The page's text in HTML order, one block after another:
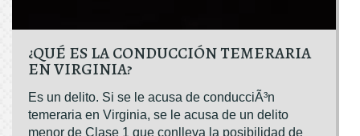
¿QUÉ ES LA CONDUCCIÓN TEMERARIA
EN VIRGINIA?
Es un delito. Si se le acusa de conducciÃ³n
temeraria en Virginia, se le acusa de un delito
menor de Clase 1 que conlleva la posibilidad de